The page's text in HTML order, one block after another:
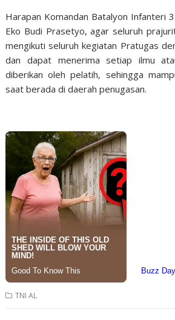
Harapan Komandan Batalyon Infanteri
Eko Budi Prasetyo, agar seluruh
mengikuti seluruh kegiatan Pratugas
dan dapat menerima setiap ilmu
diberikan oleh pelatih, sehingga
saat berada di daerah penugasan.
TNI AL